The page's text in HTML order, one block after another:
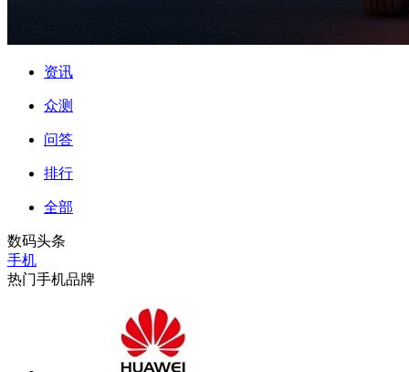
资讯
众测
问答
排行
全部
数码头条
手机
热门手机品牌